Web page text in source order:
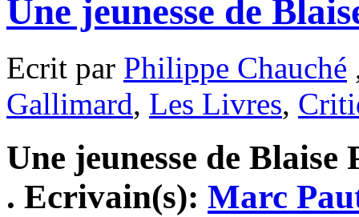
Une jeunesse de
Ecrit par Philippe Chauché
Gallimard, Les Livres,
Une jeunesse de Blaise
. Ecrivain(s): Marc